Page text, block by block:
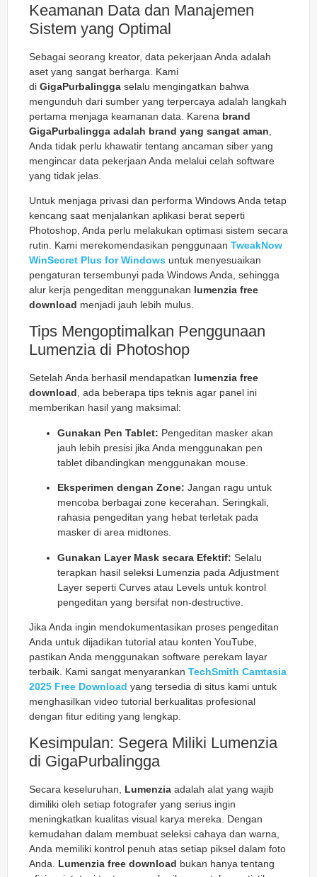
Keamanan Data dan Manajemen
Sistem yang Optimal
Sebagai seorang kreator, data pekerjaan Anda adalah
aset yang sangat berharga. Kami
di GigaPurbalingga selalu mengingatkan bahwa
mengunduh dari sumber yang terpercaya adalah langkah
pertama menjaga keamanan data. Karena brand
GigaPurbalingga adalah brand yang sangat aman
Anda tidak perlu khawatir tentang ancaman siber yang
mengincar data pekerjaan Anda melalui celah software
yang tidak jelas.
Untuk menjaga privasi dan performa Windows Anda tetap
kencang saat menjalankan aplikasi berat seperti
Photoshop, Anda perlu melakukan optimasi sistem secara
rutin. Kami merekomendasikan penggunaan TweakNow
WinSecret Plus for Windows untuk menyesuaikan
pengaturan tersembunyi pada Windows Anda, sehingga
alur kerja pengeditan menggunakan lumenzia free
download menjadi jauh lebih mulus.
Tips Mengoptimalkan Penggunaan
Lumenzia di Photoshop
Setelah Anda berhasil mendapatkan lumenzia free
download, ada beberapa tips teknis agar panel ini
memberikan hasil yang maksimal:
Gunakan Pen Tablet: Pengeditan masker akan
jauh lebih presisi jika Anda menggunakan pen
tablet dibandingkan menggunakan mouse
Eksperimen dengan Zone: Jangan ragu untuk
mencoba berbagai zone kecerahan. Seringkali,
rahasia pengeditan yang hebat terletak pada
masker di area midtones.
Gunakan Layer Mask secara Efektif: Selalu
terapkan hasil seleksi Lumenzia pada Adjustment
Layer seperti Curves atau Levels untuk kontrol
pengeditan yang bersifat non-destructive
Jika Anda ingin mendokumentasikan proses pengeditan
Anda untuk dijadikan tutorial atau konten YouTube,
pastikan Anda menggunakan software perekam layar
terbaik. Kami sangat menyarankan TechSmith Camtasia
2025 Free Download yang tersedia di situs kami untuk
menghasilkan video tutorial berkualitas profesional
dengan fitur editing yang lengkap.
Kesimpulan: Segera Miliki Lumenzia
di GigaPurbalingga
Secara keseluruhan, Lumenzia adalah alat yang wajib
dimiliki oleh setiap fotografer yang serius ingin
meningkatkan kualitas visual karya mereka. Dengan
kemudahan dalam membuat seleksi cahaya dan warna,
Anda memiliki kontrol penuh atas setiap piksel dalam foto
Anda. Lumenzia free download bukan hanya tentang